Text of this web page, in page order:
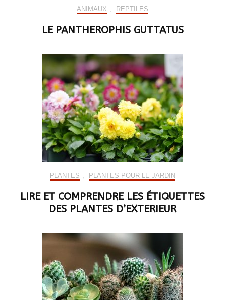
ANIMAUX REPTILES
LE PANTHEROPHIS GUTTATUS
PLANTES PLANTES POUR LE JARDIN
LIRE ET COMPRENDRE LES ÉTIQUETTES
DES PLANTES D’EXTERIEUR